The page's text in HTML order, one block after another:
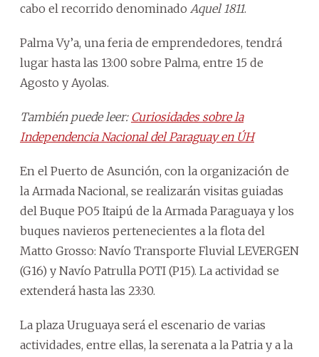
cabo el recorrido denominado Aquel 1811.
Palma Vy’a, una feria de emprendedores, tendrá
lugar hasta las 13:00 sobre Palma, entre 15 de
Agosto y Ayolas.
También puede leer: Curiosidades sobre la
Independencia Nacional del Paraguay en ÚH
En el Puerto de Asunción, con la organización de
la Armada Nacional, se realizarán visitas guiadas
del Buque PO5 Itaipú de la Armada Paraguaya y los
buques navieros pertenecientes a la flota del
Matto Grosso: Navío Transporte Fluvial LEVERGEN
(G16) y Navío Patrulla POTI (P15). La actividad se
extenderá hasta las 23:30.
La plaza Uruguaya será el escenario de varias
actividades, entre ellas, la serenata a la Patria y a la